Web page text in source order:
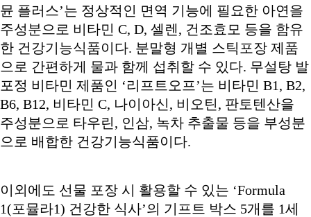
뮨 플러스’는 정상적인 면역 기능에 필요한 아연을
주성분으로 비타민 C, D, 셀렌, 건조효모 등을 함유
한 건강기능식품이다. 분말형 개별 스틱포장 제품
으로 간편하게 물과 함께 섭취할 수 있다. 무설탕 발
포정 비타민 제품인 ‘리프트오프’는 비타민 B1, B2,
B6, B12, 비타민 C, 나이아신, 비오틴, 판토텐산을
주성분으로 타우린, 인삼, 녹차 추출물 등을 부성분
으로 배합한 건강기능식품이다.
이외에도 선물 포장 시 활용할 수 있는 ‘Formula
1(포뮬라1) 건강한 식사’의 기프트 박스 5개를 1세